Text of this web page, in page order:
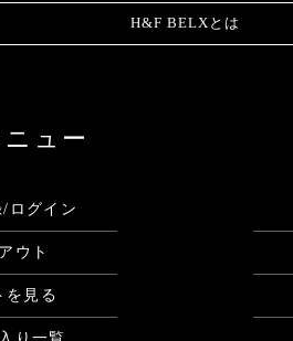
H&F BELXとは
ュー
ログイン
ウト
を見る